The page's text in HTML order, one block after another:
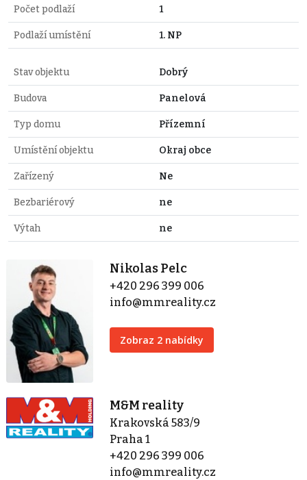
Počet podlaží 1
Podlaží umístění 1. NP
Stav objektu Dobrý
Budova Panelová
Typ domu Přízemní
Umístění objektu Okraj obce
Zařízený Ne
Bezbariérový ne
Výtah ne
Nikolas Pelc
+420 296 399 006
info@mmreality.cz
Zobraz 2 nabídky
M&M reality
Krakovská 583/9
Praha 1
+420 296 399 006
info@mmreality.cz